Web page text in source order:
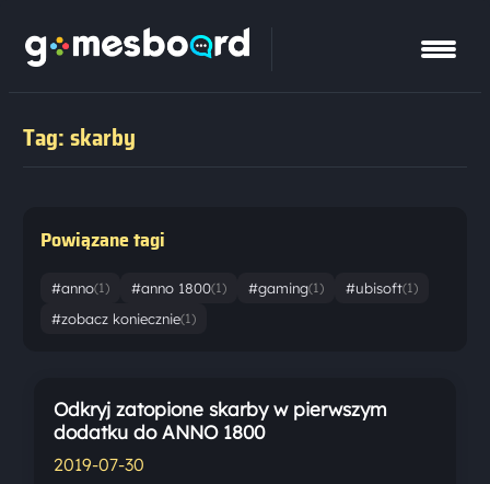
Tag: skarby
Powiązane tagi
#anno(1) #anno 1800(1) #gaming(1) #ubisoft(1)
#zobacz koniecznie(1)
Odkryj zatopione skarby w pierwszym
dodatku do ANNO 1800
2019-07-30